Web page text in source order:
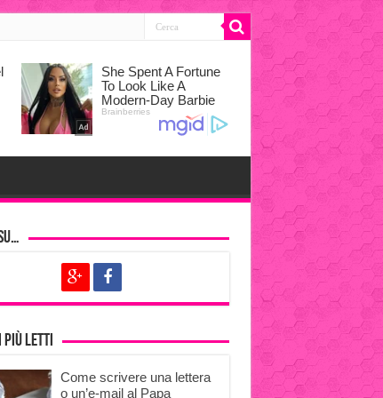
più letti
Come scrivere una lettera
o un’e-mail al Papa